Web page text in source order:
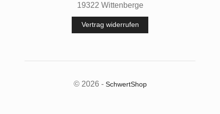
19322 Wittenberge
Vertrag widerrufen
© 2026 - SchwertShop